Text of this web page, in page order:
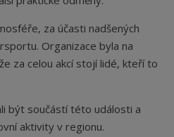
za účasti nadšených
Organizace byla na
za celou akcí stojí lidé, kteří to
být součástí této události a
aktivity v regionu.